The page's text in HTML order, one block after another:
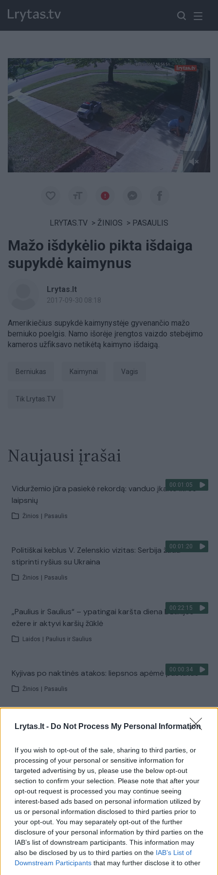
Lrytas.lt - Do Not Process My Personal Information
If you wish to opt-out of the sale, sharing to third parties, or
processing of your personal or sensitive information for
targeted advertising by us, please use the below opt-out
section to confirm your selection. Please note that after your
opt-out request is processed you may continue seeing
interest-based ads based on personal information utilized by
us or personal information disclosed to third parties prior to
your opt-out. You may separately opt-out of the further
disclosure of your personal information by third parties on the
IAB’s list of downstream participants. This information may
also be disclosed by us to third parties on the IAB’s List of
Downstream Participants that may further disclose it to other
Paremkite Ukrainą
LRYTAS.TV > ŽINIOS > PASAULIS
Mažo išdykėlio pikta išdaiga
supykdė kaimynus
Lrytas.lt
2017-09-30 08:18
Amerikiečius supykdė kaimynystėje gyvenančio mažo
berniuko poelgis. Namo išorėje įrengtos vaizdo stebėjimo
kameros užfiksavo netikėtą kaimyno išdaigą.
berniukas Kaimynai vagis
tik Lrytas.TV
Naujausi įrašai
00:01:05
Viduržemio jūra pasiekė rekordą: vanduo įkaito iki 33
laipsnių
Žinios Pasaulis
00:01:20
Politiškai keblus V. Zelenskio vizitas: Serbija žada
stiprinti ryšius su Ukraina
Žinios Pasaulis
00:22:15
„Paulius ir Saulius“ – ypatingai karšta diena Dzūkijos
ežere ir aktyvi karšių žūklė
Laidos Paulius ir Saulius
00:00:34
Kyjivas po naktinės atakos: liepsnos apėmė pastatus
Žinios Pasaulis
Visi įrašai
Žiūrimiausi įrašai
00:00:30
Vaizdai iš tragiškos avarijos Vilniaus r.: dviejų moterų ir
vaiko gyvybių išgelbėti nepavyko
Žinios | Lietuvos diena
00:00:57
Savaitės vidurys nusimato karštas: temperatūra kils iki